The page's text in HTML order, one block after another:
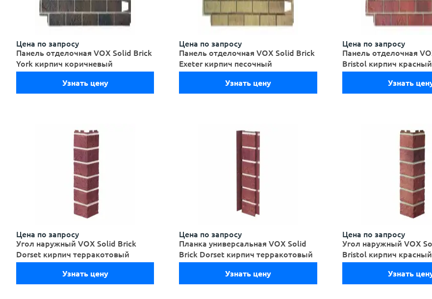
Цена по запросу
Панель отделочная VOX Solid Brick
York кирпич коричневый
Узнать цену
Цена по запросу
Панель отделочная VOX Solid Brick
Exeter кирпич песочный
Узнать цену
Цена по запросу
Панель отделочная
Bristol кирпич красный
Узнать
Цена по запросу
Угол наружный VOX Solid Brick
Dorset кирпич терракотовый
Узнать цену
Цена по запросу
Планка универсальная VOX Solid
Brick Dorset кирпич терракотовый
Узнать цену
Цена по запросу
Угол наружный VOX
Bristol кирпич красный
Узнать